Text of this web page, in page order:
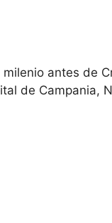
antes de
de Campania,